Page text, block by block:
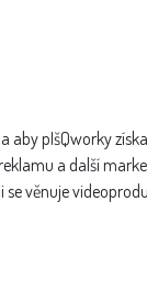
aby pIšQworky
a další
věnuje